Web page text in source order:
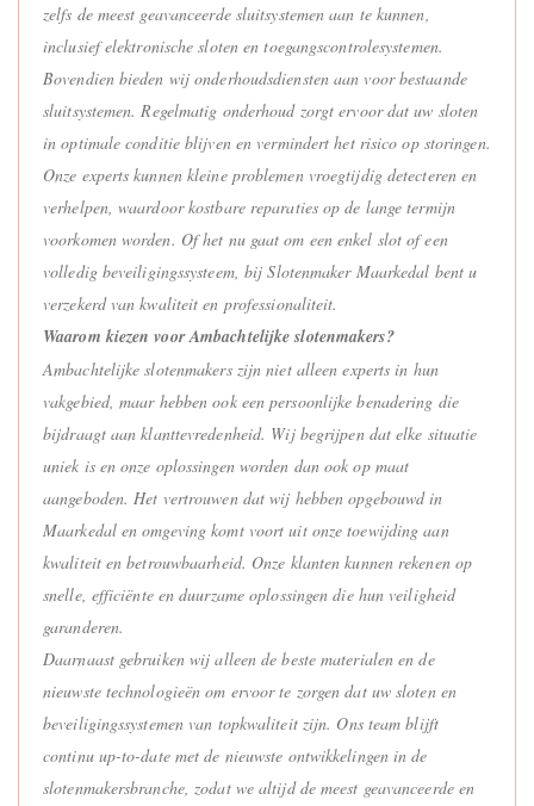
zelfs de meest geavanceerde sluitsystemen aan te kunnen,
inclusief elektronische sloten en toegangscontrolesystemen.
Bovendien bieden wij onderhoudsdiensten aan voor bestaande
sluitsystemen. Regelmatig onderhoud zorgt ervoor dat uw sloten
in optimale conditie blijven en vermindert het risico op storingen.
Onze experts kunnen kleine problemen vroegtijdig detecteren en
verhelpen, waardoor kostbare reparaties op de lange termijn
voorkomen worden. Of het nu gaat om een enkel slot of een
volledig beveiligingssysteem, bij Slotenmaker Maarkedal bent u
verzekerd van kwaliteit en professionaliteit.
Waarom kiezen voor Ambachtelijke slotenmakers?
Ambachtelijke slotenmakers zijn niet alleen experts in hun
vakgebied, maar hebben ook een persoonlijke benadering die
bijdraagt aan klanttevredenheid. Wij begrijpen dat elke situatie
uniek is en onze oplossingen worden dan ook op maat
aangeboden. Het vertrouwen dat wij hebben opgebouwd in
Maarkedal en omgeving komt voort uit onze toewijding aan
kwaliteit en betrouwbaarheid. Onze klanten kunnen rekenen op
snelle, efficiënte en duurzame oplossingen die hun veiligheid
garanderen.
Daarnaast gebruiken wij alleen de beste materialen en de
nieuwste technologieën om ervoor te zorgen dat uw sloten en
beveiligingssystemen van topkwaliteit zijn. Ons team blijft
continu up-to-date met de nieuwste ontwikkelingen in de
slotenmakersbranche, zodat we altijd de meest geavanceerde en